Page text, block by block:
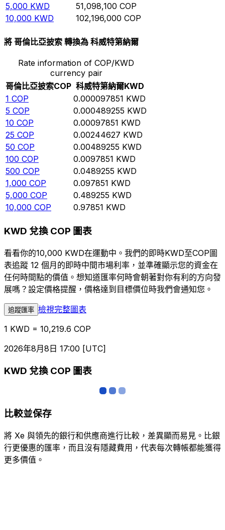
5,000 KWD 51,098,100 COP
10,000 KWD 102,196,000 COP
將 哥倫比亞披索 轉換為 科威特第納爾
Rate information of COP/KWD
currency pair
哥倫比亞披索COP 科威特第納爾KWD
1 COP 0.000097851 KWD
5 COP 0.000489255 KWD
10 COP 0.00097851 KWD
25 COP 0.00244627 KWD
50 COP 0.00489255 KWD
100 COP 0.0097851 KWD
500 COP 0.0489255 KWD
1,000 COP 0.097851 KWD
5,000 COP 0.489255 KWD
10,000 COP 0.97851 KWD
KWD 兌換 COP 圖表
看看你的10,000 KWD在運動中。我們的即時KWD至COP圖
表追蹤 12 個月的即時中間市場利率，並準確顯示您的資金在
任何時間點的價值。想知道匯率何時會朝著對你有利的方向發
展嗎？設定價格提醒，價格達到目標價位時我們會通知您。
追蹤匯率 檢視完整圖表
1 KWD = 10,219.6 COP
2026年8月8日 17:00 [UTC]
KWD 兌換 COP 圖表
比較並保存
將 Xe 與領先的銀行和供應商進行比較，差異顯而易見。比銀
行更優惠的匯率，而且沒有隱藏費用，代表每次轉帳都能獲得
更多價值。